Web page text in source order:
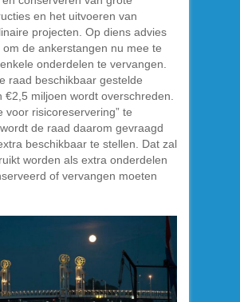
en het uitvoeren van
projecten. Op diens advies
om de ankerstangen nu mee te
onderdelen te vervangen.
raad beschikbaar gestelde
€2,5 miljoen wordt overschreden.
voor risicoreservering” te
de raad daarom gevraagd
beschikbaar te stellen. Dat zal
worden als extra onderdelen
of vervangen moeten